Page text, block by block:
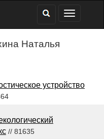
Наталья
устройство
// 81635